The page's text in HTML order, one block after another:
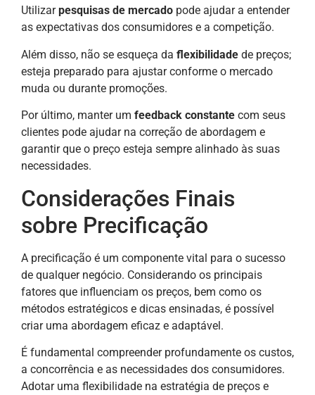
Utilizarpesquisas de mercado pode ajudar a entender
as expectativas dos consumidores e a competição.
Além disso, não se esqueça da flexibilidade de preços;
esteja preparado para ajustar conforme o mercado
muda ou durante promoções.
Por último, manter um feedback constante com seus
clientes pode ajudar na correção de abordagem e
garantir que o preço esteja sempre alinhado às suas
necessidades.
Considerações Finais
sobre Precificação
A precificação é um componente vital para o sucesso
de qualquer negócio. Considerando os principais
fatores que influenciam os preços, bem como os
métodos estratégicos e dicas ensinadas, é possível
criar uma abordagem eficaz e adaptável.
É fundamental compreender profundamente os custos,
a concorrência e as necessidades dos consumidores.
Adotar uma flexibilidade na estratégia de preços e